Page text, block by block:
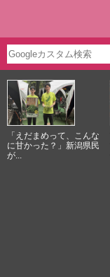
「えだまめって、こんな
に甘かった？」新潟県民
が...